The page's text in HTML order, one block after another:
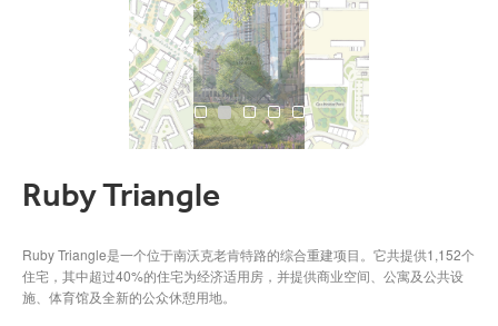
Ruby Triangle
Ruby Triangle是一个位于南沃克老肯特路的综合重建项目。它共提供1,152个
住宅，其中超过40%的住宅为经济适用房，并提供商业空间、公寓及公共设
施、体育馆及全新的公众休憩用地。